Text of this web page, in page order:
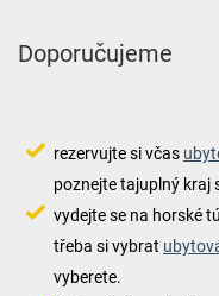
Doporučujeme
rezervujte si včas
poznejte tajuplný kraj
vydejte se na horské
třeba si vybrat
vyberete.